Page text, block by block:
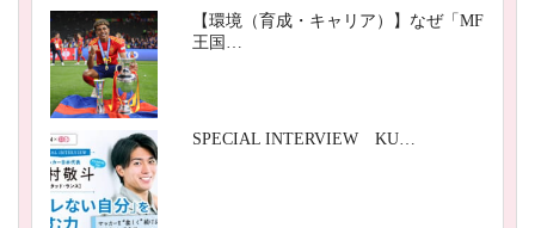
【環境（育成・キャリア）】なぜ「MF
王国…
SPECIAL INTERVIEW KU…